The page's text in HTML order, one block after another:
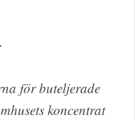
för buteljerade
koncentrat